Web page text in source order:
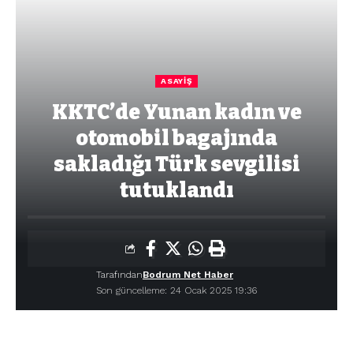
ASAYIŞ
KKTC’de Yunan kadın ve
otomobil bagajında
sakladığı Türk sevgilisi
tutuklandı
Son güncelleme: 24 Ocak 2025 19:36
TarafındanBodrum Net Haber